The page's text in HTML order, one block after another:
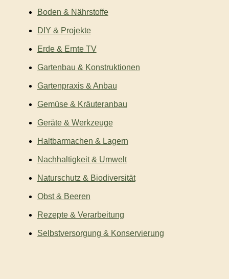
Boden & Nährstoffe
DIY & Projekte
Erde & Ernte TV
Gartenbau & Konstruktionen
Gartenpraxis & Anbau
Gemüse & Kräuteranbau
Geräte & Werkzeuge
Haltbarmachen & Lagern
Nachhaltigkeit & Umwelt
Naturschutz & Biodiversität
Obst & Beeren
Rezepte & Verarbeitung
Selbstversorgung & Konservierung